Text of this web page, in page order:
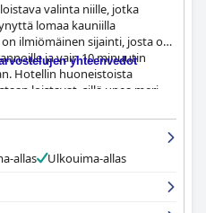
valinta niille, jotka
lomaa kauniilla
ilmiömäinen sijainti, josta on
ja vain 10 minuutin
Hotellin huoneistoista
loistavat, sillä upea meri
sijainti vehreässä
ja rauhallisen ilmapiirin, joka
ja luonnon kauneudesta
runsaan aamiaisen, joka
yhteenvedot
allas
Ulkouima-allas